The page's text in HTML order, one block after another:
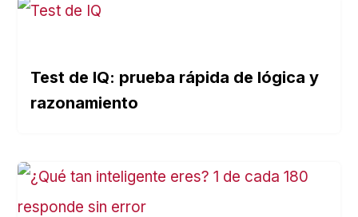
Test de IQ: prueba rápida de lógica y
razonamiento